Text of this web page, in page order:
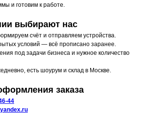
и готовим к работе.
выбирают нас
счёт и отправляем устройства.
условий — всё прописано заранее.
под задачи бизнеса и нужное количество
есть шоурум и склад в Москве.
заказа
44